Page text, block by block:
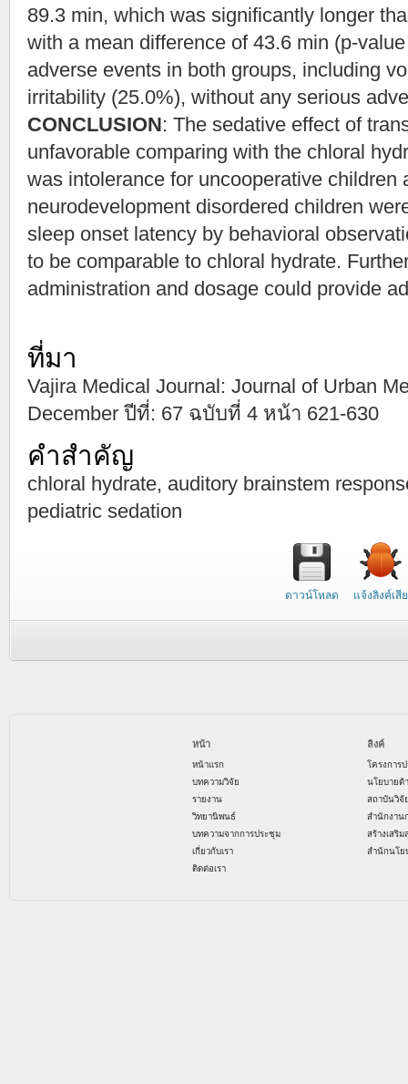
89.3 min, which was significantly longer
with a mean difference of 43.6 min (p-
adverse events in both groups, including
irritability (25.0%), without any serious
CONCLUSION: The sedative effect of
unfavorable comparing with the chloral
was intolerance for uncooperative children
neurodevelopment disordered children
sleep onset latency by behavioral
to be comparable to chloral hydrate.
administration and dosage could provide
ที่มา
Vajira Medical Journal: Journal of Urban
December ปีที่: 67 ฉบับที่ 4 หน้า 621-630
คำสำคัญ
chloral hydrate, auditory brainstem
pediatric sedation
ดาวน์โหลด แจ้งลิงค์เสีย
หน้า
หน้าแรก
บทความวิจัย
รายงาน
วิทยานิพนธ์
บทความจากการประชุม
เกี่ยวกับเรา
ติดต่อเรา
ลิงค์
โครงการ
นโยบายด้
สถาบันวิจั
สำนักงาน
สร้างเสริ
สำนักนโย